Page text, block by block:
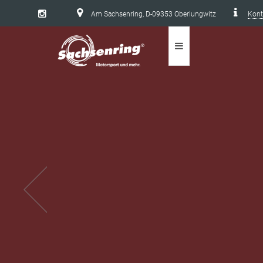
Am Sachsenring, D-09353 Oberlungwitz